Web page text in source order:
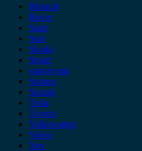
Renault
Rover
Saab
Seat
Skoda
Smart
ssangyong
Subaru
Suzuki
Tesla
Toyota
Volkswagen
Volvo
Xev